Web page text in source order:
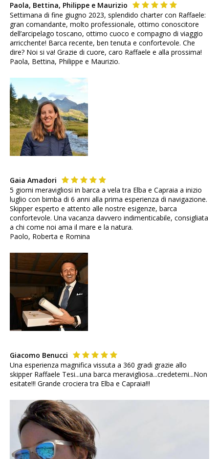
Paola, Bettina, Philippe e Maurizio
Settimana di fine giugno 2023, splendido charter con Raffaele:
gran comandante, molto professionale, ottimo conoscitore
dell’arcipelago toscano, ottimo cuoco e compagno di viaggio
arricchente! Barca recente, ben tenuta e confortevole. Che
dire? Noi si va! Grazie di cuore, caro Raffaele e alla prossima!
Paola, Bettina, Philippe e Maurizio.
Gaia Amadori
5 giorni meravigliosi in barca a vela tra Elba e Capraia a inizio
luglio con bimba di 6 anni alla prima esperienza di navigazione.
Skipper esperto e attento alle nostre esigenze, barca
confortevole. Una vacanza davvero indimenticabile, consigliata
a chi come noi ama il mare e la natura.
Paolo, Roberta e Romina
Giacomo Benucci
Una esperienza magnifica vissuta a 360 gradi grazie allo
skipper Raffaele Tesi...una barca meravigliosa...credetemi...Non
esitate!!! Grande crociera tra Elba e Capraia!!!